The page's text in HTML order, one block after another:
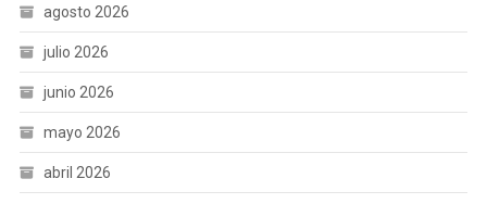
agosto 2026
julio 2026
junio 2026
mayo 2026
abril 2026